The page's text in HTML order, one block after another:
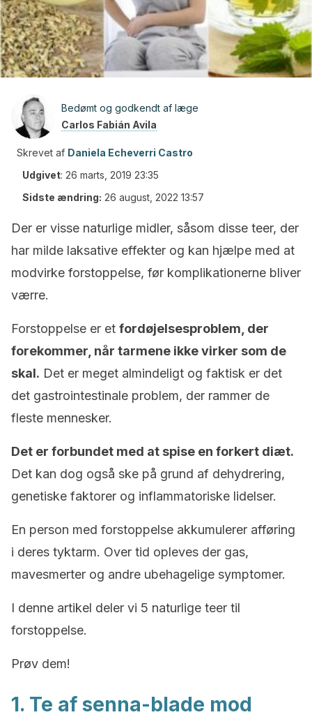
Bedømt og godkendt af læge
Carlos Fabián Avila
Skrevet af Daniela Echeverri Castro
Udgivet: 26 marts, 2019 23:35
Sidste ændring: 26 august, 2022 13:57
Der er visse naturlige midler, såsom disse teer, der
har milde laksative effekter og kan hjælpe med at
modvirke forstoppelse, før komplikationerne bliver
værre.
Forstoppelse er et fordøjelsesproblem, der
forekommer, når tarmene ikke virker som de
skal. Det er meget almindeligt og faktisk er det
det gastrointestinale problem, der rammer de
fleste mennesker.
Det er forbundet med at spise en forkert diæt.
Det kan dog også ske på grund af dehydrering,
genetiske faktorer og inflammatoriske lidelser.
En person med forstoppelse akkumulerer afføring
i deres tyktarm. Over tid opleves der gas,
mavesmerter og andre ubehagelige symptomer.
I denne artikel deler vi 5 naturlige teer til
forstoppelse.
Prøv dem!
1. Te af senna-blade mod